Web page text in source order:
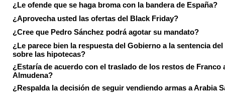
¿Le ofende que se haga broma con la bandera de España?
¿Aprovecha usted las ofertas del Black Friday?
¿Cree que Pedro Sánchez podrá agotar su mandato?
¿Le parece bien la respuesta del Gobierno a la sentencia
sobre las hipotecas?
¿Estaría de acuerdo con el traslado de los restos de Franco
Almudena?
¿Respalda la decisión de seguir vendiendo armas a Arabia